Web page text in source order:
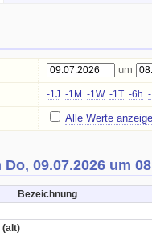
um
-1J -1M -1W -1T -6h
Alle Werte
09.07.2026 um
Bezeichnung
(alt)